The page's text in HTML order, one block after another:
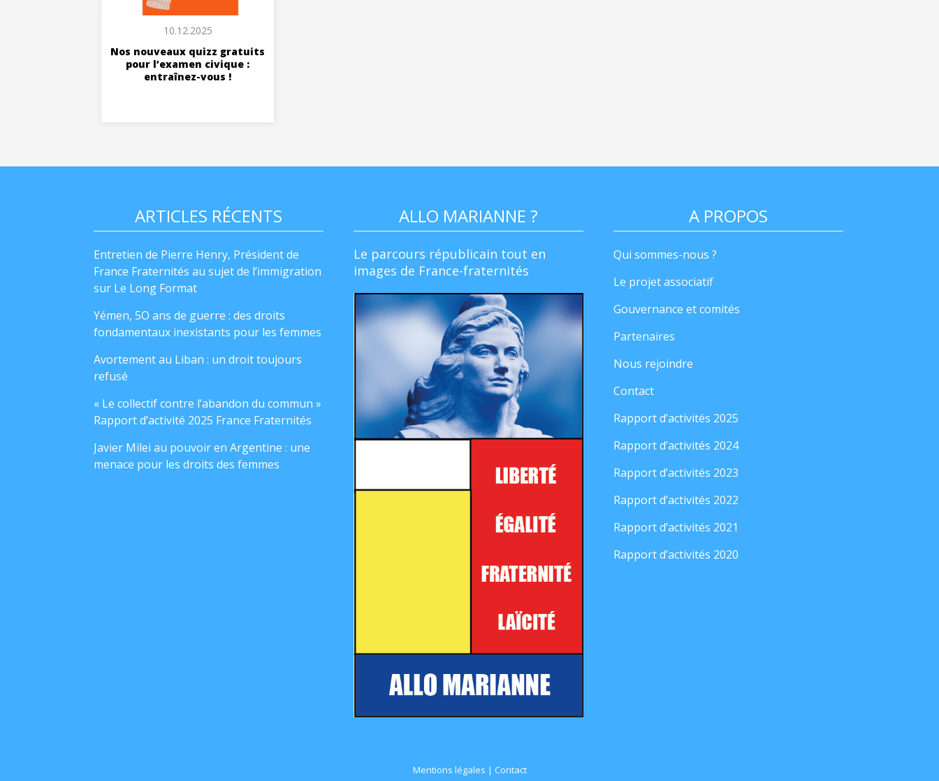
10.12.2025
Nos nouveaux quizz gratuits
pour l’examen civique :
entraînez-vous !
ARTICLES RÉCENTS
Entretien de Pierre Henry, Président de
France Fraternités au sujet de l’immigration
sur Le Long Format
Yémen, 5O ans de guerre : des droits
fondamentaux inexistants pour les femmes
Avortement au Liban : un droit toujours
refusé
« Le collectif contre l’abandon du commun »
Rapport d’activité 2025 France Fraternités
Javier Milei au pouvoir en Argentine : une
menace pour les droits des femmes
ALLO MARIANNE ?
Le parcours républicain tout en
images de France-fraternités
A PROPOS
Qui sommes-nous ?
Le projet associatif
Gouvernance et comités
Partenaires
Nous rejoindre
Contact
Rapport d’activités 2025
Rapport d’activités 2024
Rapport d’activités 2023
Rapport d’activités 2022
Rapport d’activités 2021
Rapport d’activités 2020
Mentions légales | Contact